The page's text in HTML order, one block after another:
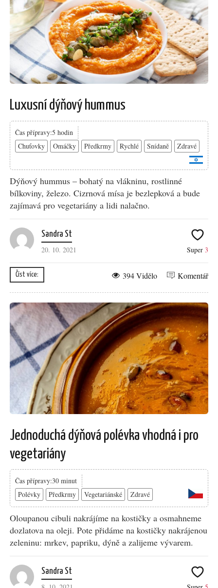
Luxusní dýňový hummus
Čas přípravy:5 hodin
Chuťovky
Omáčky Předkrmy Rychlé Snídaně Zdravé
Dýňový hummus – bohatý na vlákninu, rostlinné
bílkoviny, železo. Cizrnová mísa je bezlepková a bude
zajímavá pro vegetariány a lidi nalačno.
Sandra St
20. 10. 2021
Super 3
Číst více: Komentář
394 Vidělo
Jednoduchá dýňová polévka vhodná i pro
vegetariány
Čas přípravy:30 minut
Polévky
Předkrmy Vegetariánské Zdravé
Oloupanou cibuli nakrájíme na kostičky a osmahneme
dozlatova na oleji. Pote přidáme na kostičky nakrájenou
zeleninu: mrkev, papriku, dýně a zalijeme vývarem.
Sandra St